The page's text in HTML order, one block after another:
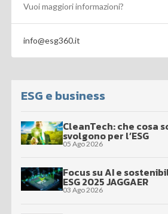
Vuoi maggiori informazioni?
info@esg360.it
ESG e business
CleanTech: che cosa
svolgono per l’ESG
05 Ago 2026
Focus su AI e
ESG 2025 JAGGAER
03 Ago 2026